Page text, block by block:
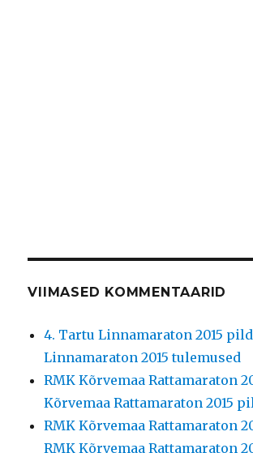
VIIMASED KOMMENTAARID
4. Tartu Linnamaraton 2015
Linnamaraton 2015 tulemused
RMK Kõrvemaa Rattamaraton
Kõrvemaa Rattamaraton 2015
RMK Kõrvemaa Rattamaraton
RMK Kõrvemaa Rattamaraton